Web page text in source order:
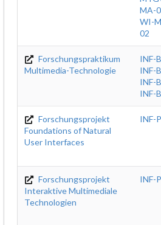
MA-
WI-
02
Forschungspraktikum
Multimedia-Technologie
INF-
INF-
INF-
INF-
Forschungsprojekt
Foundations of Natural
User Interfaces
INF-
Forschungsprojekt
Interaktive Multimediale
Technologien
INF-